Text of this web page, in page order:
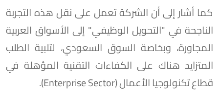
كما أشار إلى أن الشركة تعمل على نقل هذه التجربة
الناجحة في "التحويل الوظيفي" إلى الأسواق العربية
المجاورة، وبخاصة السوق السعودي، لتلبية الطلب
المتزايد هناك على الكفاءات التقنية المؤهلة في
قطاع تكنولوجيا الأعمال (Enterprise Sector).